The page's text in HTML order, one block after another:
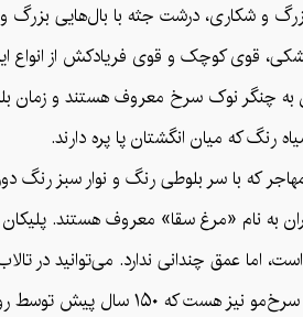
و شکاری، درشت جثه با بال‌هایی بزرگ
قوی کوچک و قوی فریادکش از انواع
به چنگر نوک سرخ معروف هستند و زمان
رنگ که میان انگشتان پا پره دارند.
مهاجر که با سر بلوطی رنگ و نوار سبز
به نام «مرغ سقا» معروف هستند.
است، اما عمق چندانی ندارد. می‌توانید در
پیش توسط روس‌ها به این منطقه آمده‌اند.